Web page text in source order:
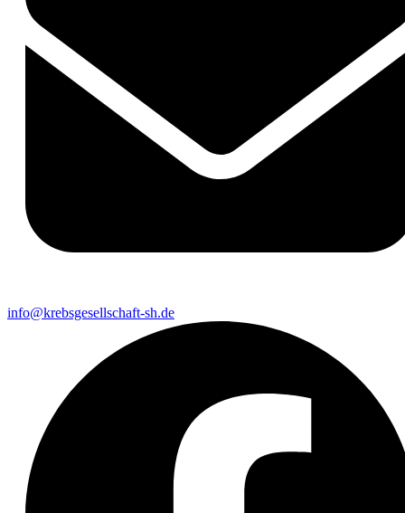
info@krebsgesellschaft-sh.de